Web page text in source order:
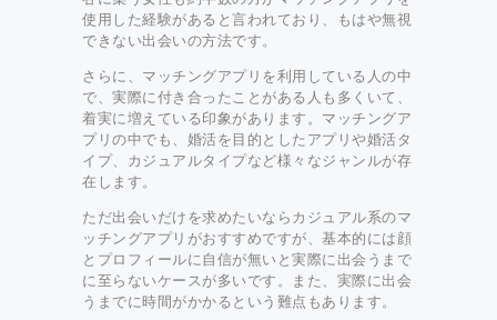
使用した経験があると言われており、もはや無視
できない出会いの方法です。
さらに、マッチングアプリを利用している人の中
で、実際に付き合ったことがある人も多くいて、
着実に増えている印象があります。マッチングア
プリの中でも、婚活を目的としたアプリや婚活タ
イプ、カジュアルタイプなど様々なジャンルが存
在します。
ただ出会いだけを求めたいならカジュアル系のマ
ッチングアプリがおすすめですが、基本的には顔
とプロフィールに自信が無いと実際に出会うまで
に至らないケースが多いです。また、実際に出会
うまでに時間がかかるという難点もあります。